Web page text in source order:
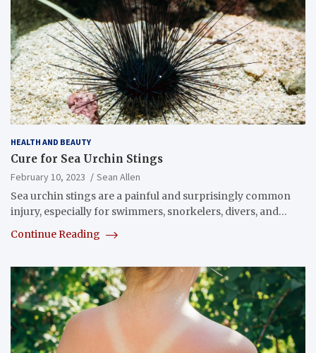
HEALTH AND BEAUTY
Cure for Sea Urchin Stings
February 10, 2023
Sean Allen
Sea urchin stings are a painful and surprisingly common
injury, especially for swimmers, snorkelers, divers, and…
Continue Reading